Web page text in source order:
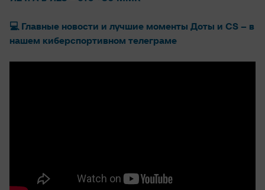
💻 Главные новости и лучшие моменты Доты и CS – в
нашем киберспортивном телеграме